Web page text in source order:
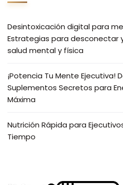
Desintoxicación digital para
Estrategias para desconectar
salud mental y física
¡Potencia Tu Mente Ejecutiva!
Suplementos Secretos para
Máxima
Nutrición Rápida para
Tiempo